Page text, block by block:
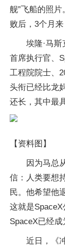
舰”飞船的照片
败后，3个月来
埃隆·马
首席执行官、
工程院院士、
头衔已经比龙
还长，其中最
【资料图】
因为马总
信：人类要想
民。他希望他
这就是
SpaceX已经成
近日，《